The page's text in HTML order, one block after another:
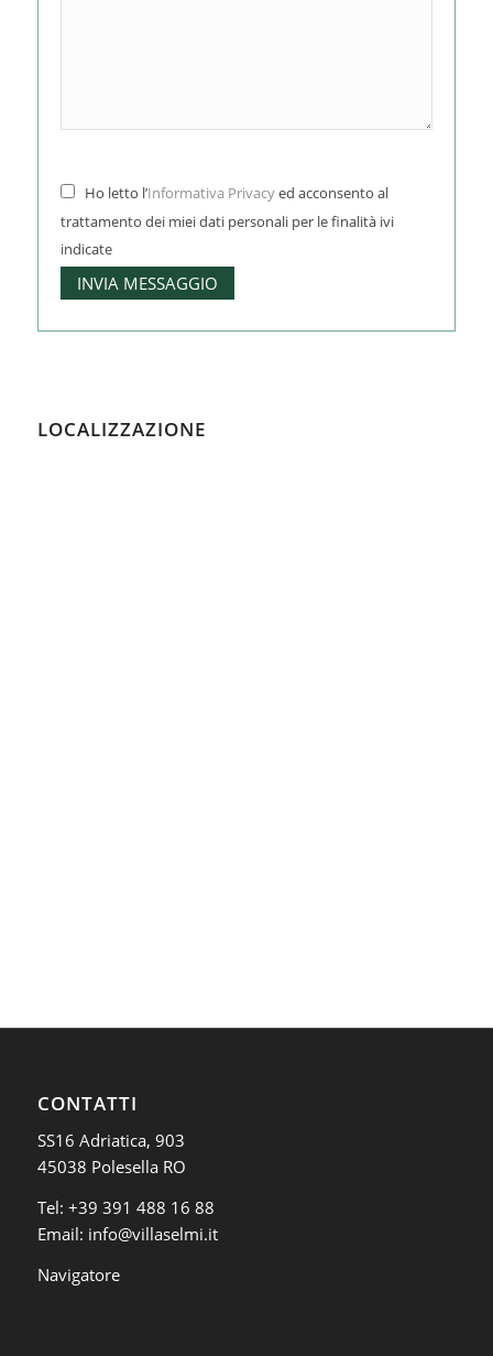
Ho letto l’Informativa Privacyed acconsento al
trattamento dei miei dati personali per le finalità ivi
indicate
LOCALIZZAZIONE
CONTATTI
SS16 Adriatica, 903
45038 Polesella RO
Tel: +39 391 488 16 88
Email: info@villaselmi.it
Navigatore